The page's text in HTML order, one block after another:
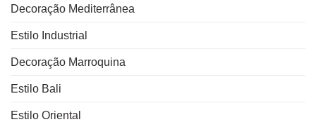
Decoração Mediterrânea
Estilo Industrial
Decoração Marroquina
Estilo Bali
Estilo Oriental